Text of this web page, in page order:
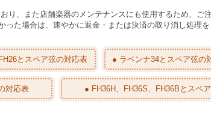
り、また店舗楽器のメンテナンスにも使用するため、ご
った場合は、速やかに返金・または決済の取り消し処理
とスペア弦の対応表 ● ラベンナ34とスペア弦の
対応表 ● FH36H、FH36S、FH36Bとスペ